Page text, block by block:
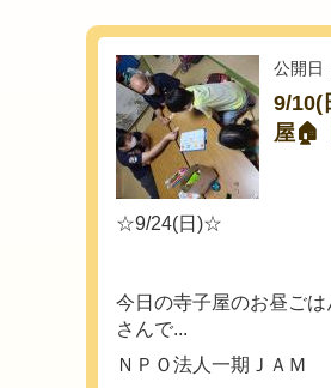
公開日
9/10(
屋🏠
☆9/24(日)☆
今日の寺子屋のお昼ご
さんで...
ＮＰＯ法人一期ＪＡＭ